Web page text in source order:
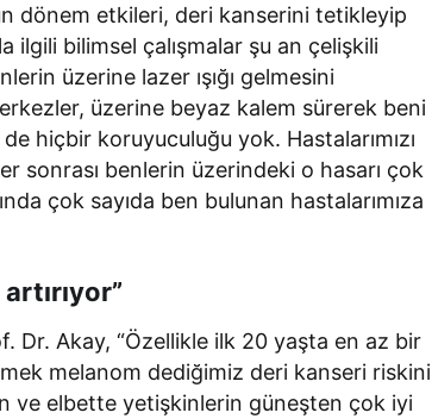
dönem etkileri, deri kanserini tetikleyip
bilimsel çalışmalar şu an çelişkili
üzerine lazer ışığı gelmesini
üzerine beyaz kalem sürerek beni
hiçbir koruyuculuğu yok. Hastalarımızı
sonrası benlerin üzerindeki o hasarı çok
çok sayıda ben bulunan hastalarımıza
Dr. Akay, “Özellikle ilk 20 yaşta en az bir
melanom dediğimiz deri kanseri riskini
ve elbette yetişkinlerin güneşten çok iyi